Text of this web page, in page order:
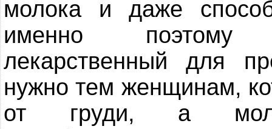
молока и даже
именно поэтому
лекарственный для
нужно тем женщинам,
от груди, а